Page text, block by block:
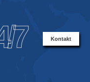
7 Kontakt